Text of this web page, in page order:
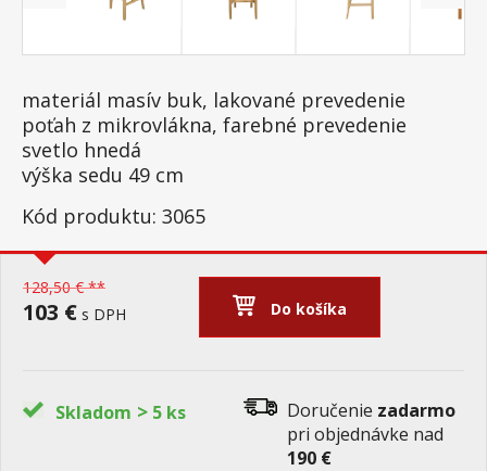
materiál masív buk, lakované prevedenie
poťah z mikrovlákna, farebné prevedenie
svetlo hnedá
výška sedu 49 cm
Kód produktu: 3065
128,50 € **
103 € s DPH Do košíka
Skladom > 5 ks Doručenie zadarmo
pri objednávke nad
190 €